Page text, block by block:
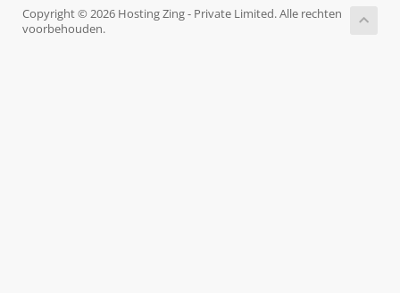
Copyright © 2026 Hosting Zing - Private Limited. Alle rechten
voorbehouden.